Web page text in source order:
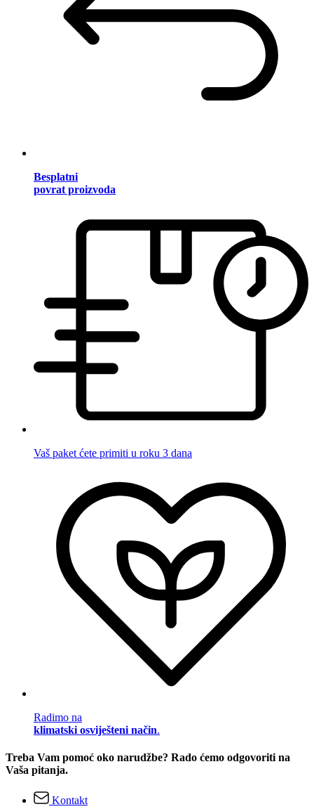
Besplatni
povrat proizvoda
Vaš paket ćete primiti u roku 3 dana
Radimo na
klimatski osviješteni način.
Treba Vam pomoć oko narudžbe? Rado ćemo odgovoriti na
Vaša pitanja.
Kontakt